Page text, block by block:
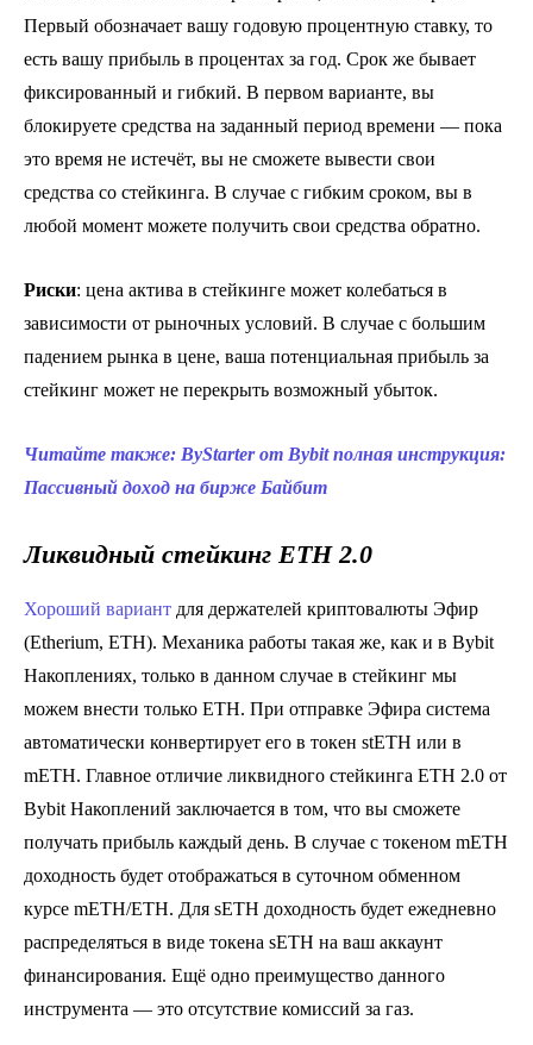
Первый обозначает вашу годовую процентную ставку, то
есть вашу прибыль в процентах за год. Срок же бывает
фиксированный и гибкий. В первом варианте, вы
блокируете средства на заданный период времени — пока
это время не истечёт, вы не сможете вывести свои
средства со стейкинга. В случае с гибким сроком, вы в
любой момент можете получить свои средства обратно.
Риски: цена актива в стейкинге может колебаться в
зависимости от рыночных условий. В случае с большим
падением рынка в цене, ваша потенциальная прибыль за
стейкинг может не перекрыть возможный убыток.
Читайте также: ByStarter от Bybit полная инструкция:
Пассивный доход на бирже Байбит
Ликвидный стейкинг ETH 2.0
Хороший вариант для держателей криптовалюты Эфир
(Etherium, ETH). Механика работы такая же, как и в Bybit
Накоплениях, только в данном случае в стейкинг мы
можем внести только ETH. При отправке Эфира система
автоматически конвертирует его в токен stETH или в
mETH. Главное отличие ликвидного стейкинга ETH 2.0 от
Bybit Накоплений заключается в том, что вы сможете
получать прибыль каждый день. В случае с токеном mETH
доходность будет отображаться в суточном обменном
курсе mETH/ETH. Для sETH доходность будет ежедневно
распределяться в виде токена sETH на ваш аккаунт
финансирования. Ещё одно преимущество данного
инструмента — это отсутствие комиссий за газ.